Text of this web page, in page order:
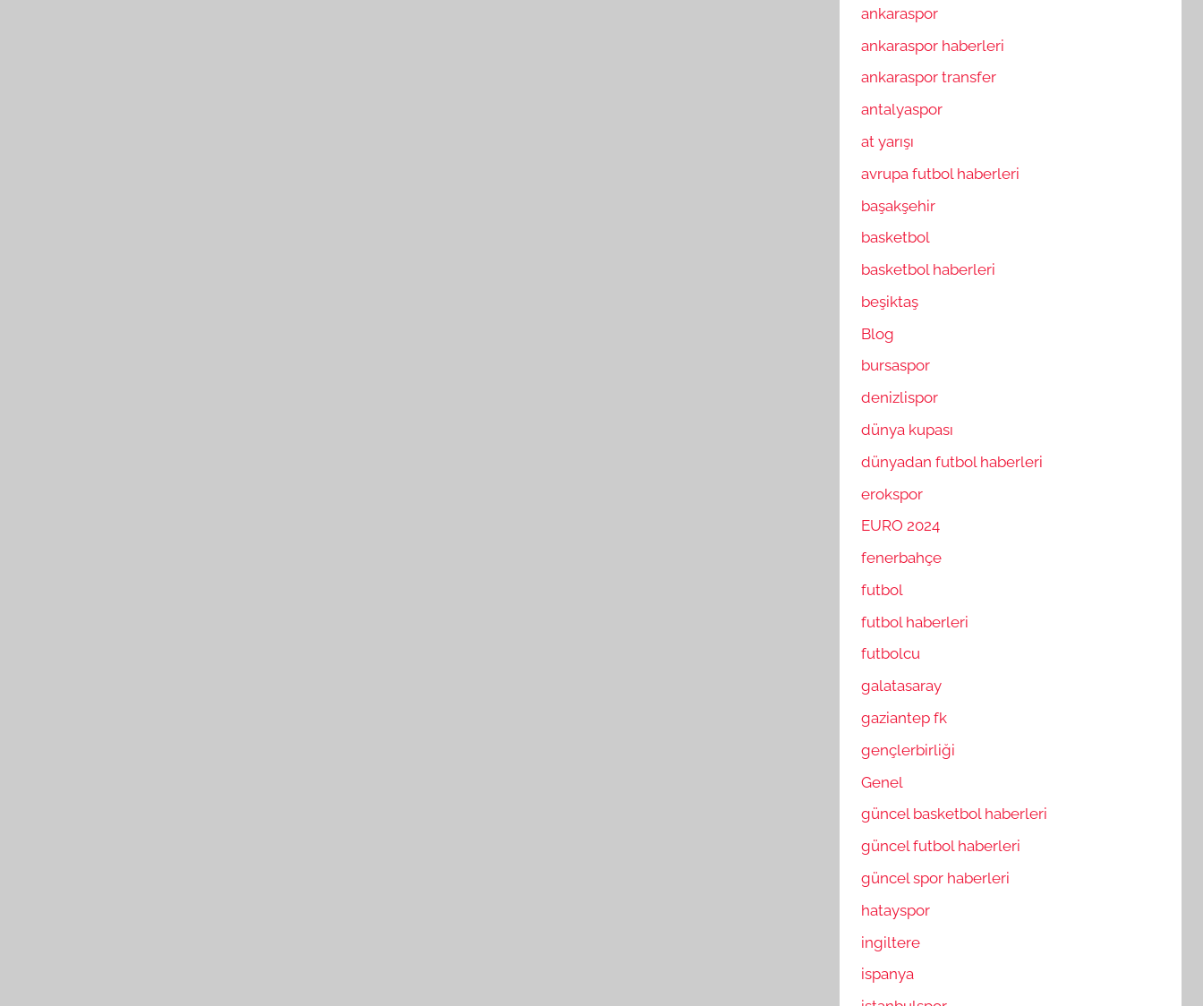
ankaraspor
ankaraspor haberleri
ankaraspor transfer
antalyaspor
at yarışı
avrupa futbol haberleri
başakşehir
basketbol
basketbol haberleri
beşiktaş
Blog
bursaspor
denizlispor
dünya kupası
dünyadan futbol haberleri
erokspor
EURO 2024
fenerbahçe
futbol
futbol haberleri
futbolcu
galatasaray
gaziantep fk
gençlerbirliği
Genel
güncel basketbol haberleri
güncel futbol haberleri
güncel spor haberleri
hatayspor
ingiltere
ispanya